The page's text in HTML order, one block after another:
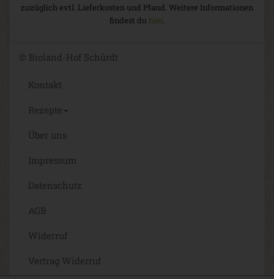
zuzüglich evtl. Lieferkosten und Pfand. Weitere Informationen
findest du hier.
© Bioland-Hof Schürdt
Kontakt
Rezepte
Über uns
Impressum
Datenschutz
AGB
Widerruf
Vertrag Widerruf